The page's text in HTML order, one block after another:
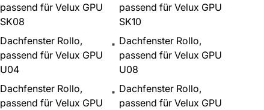
passend für Velux GPU
SK08
passend für Velux GPU
SK10
Dachfenster Rollo,
passend für Velux GPU
U04
Dachfenster Rollo,
passend für Velux GPU
U08
Dachfenster Rollo,
passend für Velux GPU
Dachfenster Rollo,
passend für Velux GPU